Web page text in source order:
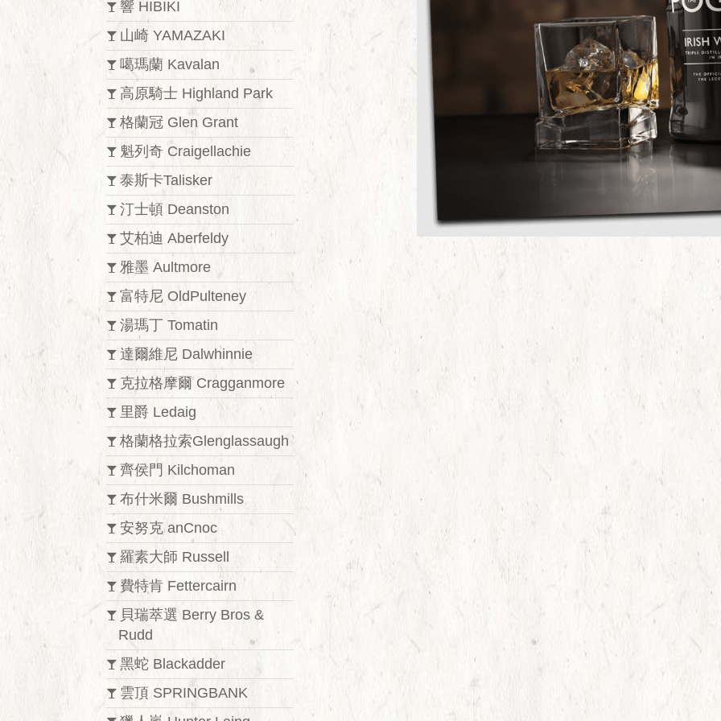
響 HIBIKI
山崎 YAMAZAKI
噶瑪蘭 Kavalan
高原騎士 Highland Park
格蘭冠 Glen Grant
魁列奇 Craigellachie
泰斯卡Talisker
汀士頓 Deanston
艾柏迪 Aberfeldy
雅墨 Aultmore
富特尼 OldPulteney
湯瑪丁 Tomatin
達爾維尼 Dalwhinnie
克拉格摩爾 Cragganmore
里爵 Ledaig
格蘭格拉索Glenglassaugh
齊侯門 Kilchoman
布什米爾 Bushmills
安努克 anCnoc
羅素大師 Russell
費特肯 Fettercairn
貝瑞萃選 Berry Bros &
Rudd
黑蛇 Blackadder
雲頂 SPRINGBANK